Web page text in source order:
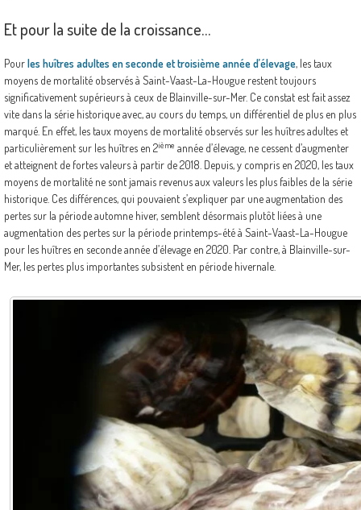
Et pour la suite de la croissance…
Pourles huîtres adultes en seconde et troisième année d’élevage, les taux
moyens de mortalité observés à Saint-Vaast-La-Hougue restent toujours
significativement supérieurs à ceux de Blainville-sur-Mer. Ce constat est fait assez
vite dans la série historique avec, au cours du temps, un différentiel de plus en plus
marqué. En effet, les taux moyens de mortalité observés sur les huîtres adultes et
particulièrement sur les huîtres en 2ième année d’élevage, ne cessent d’augmenter
et atteignent de fortes valeurs à partir de 2018. Depuis, y compris en 2020, les taux
moyens de mortalité ne sont jamais revenus aux valeurs les plus faibles de la série
historique. Ces différences, qui pouvaient s’expliquer par une augmentation des
pertes sur la période automne hiver, semblent désormais plutôt liées à une
augmentation des pertes sur la période printemps-été à Saint-Vaast-La-Hougue
pour les huîtres en seconde année d’élevage en 2020. Par contre, à Blainville-sur-
Mer, les pertes plus importantes subsistent en période hivernale.